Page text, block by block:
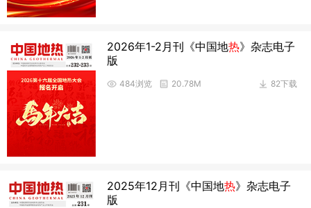
2026年1-2月刊《中国地热》杂志电子
版
82下载
484浏览 20.78M
2025年12月刊《中国地热》杂志电子
版